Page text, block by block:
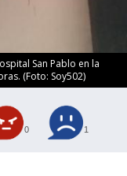
San Pablo en la
(Foto: Soy502)
0 1